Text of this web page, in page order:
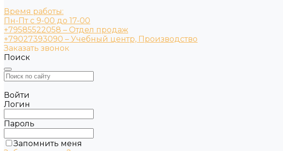
Время работы:
Пн-Пт с 9-00 до 17-00
+79585522058 – Отдел продаж
+79027393090 – Учебный центр, Производство
Заказать звонок
Поиск
Войти
Логин
Пароль
Запомнить меня